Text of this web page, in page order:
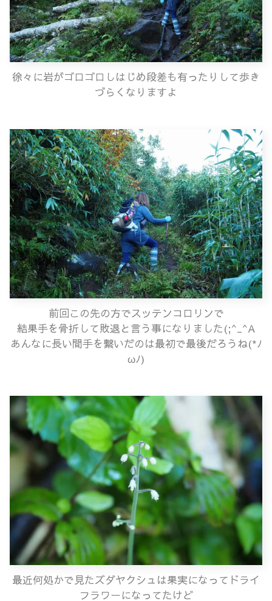
徐々に岩がゴロゴロしはじめ段差も有ったりして歩き
づらくなりますよ
前回この先の方でスッテンコロリンで
結果手を骨折して敗退と言う事になりました(;^_^A
あんなに長い間手を繋いだのは最初で最後だろうね(*ﾉ
ωﾉ)
最近何処かで見たズダヤクシュは果実になってドライ
フラワーになってたけど